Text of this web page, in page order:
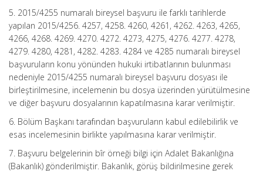
5. 2015/4255 numaralı bireysel başvuru ile farklı tarihlerde
yapılan 2015/4256. 4257, 4258. 4260, 4261, 4262. 4263, 4265,
4266, 4268. 4269. 4270. 4272. 4273, 4275, 4276. 4277. 4278,
4279. 4280, 4281, 4282. 4283. 4284 ve 4285 numaralı bireysel
başvuruların konu yönünden hukuki irtibatlarının bulunması
nedeniyle 2015/4255 numaralı bireysel başvuru dosyası ile
birleştirilmesine, incelemenin bu dosya üzerinden yürütülmesine
ve diğer başvuru dosyalarının kapatılmasına karar verilmiştir.
6. Bölüm Başkanı tarafından başvuruların kabul edilebilirlik ve
esas incelemesinin birlikte yapılmasına karar verilmiştir.
7. Başvuru belgelerinin bîr örneği bilgi için Adalet Bakanlığına
(Bakanlık) gönderilmiştir. Bakanlık, görüş bildirilmesine gerek